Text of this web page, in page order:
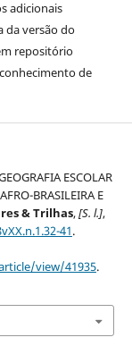
adicionais
da versão do
repositório
de
ESCOLAR
BRASILEIRA E
& Trilhas,[S. l.],
41.
view/41935.